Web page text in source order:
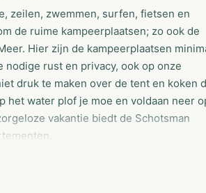
zeilen, zwemmen, surfen, fietsen en
de ruime kampeerplaatsen; zo ook de
Hier zijn de kampeerplaatsen
rust en privacy, ook op onze
druk te maken over de tent en koken
het water plof je moe en voldaan neer
vakantie biedt de Schotsman